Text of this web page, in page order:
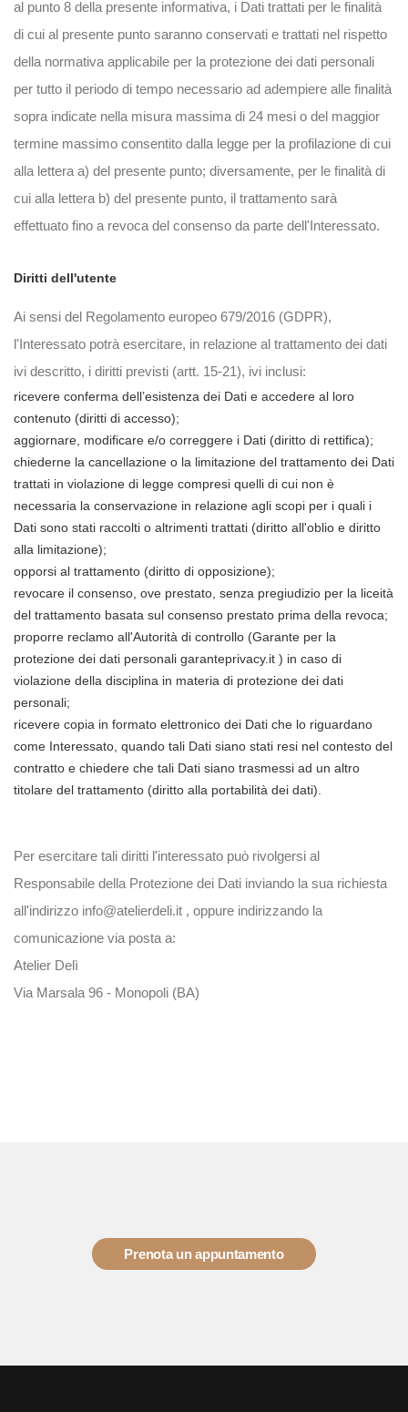
al punto 8 della presente informativa, i Dati trattati per le finalità
di cui al presente punto saranno conservati e trattati nel rispetto
della normativa applicabile per la protezione dei dati personali
per tutto il periodo di tempo necessario ad adempiere alle finalità
sopra indicate nella misura massima di 24 mesi o del maggior
termine massimo consentito dalla legge per la profilazione di cui
alla lettera a) del presente punto; diversamente, per le finalità di
cui alla lettera b) del presente punto, il trattamento sarà
effettuato fino a revoca del consenso da parte dell'Interessato.
Diritti dell'utente
Ai sensi del Regolamento europeo 679/2016 (GDPR),
l'Interessato potrà esercitare, in relazione al trattamento dei dati
ivi descritto, i diritti previsti (artt. 15-21), ivi inclusi:
ricevere conferma dell’esistenza dei Dati e accedere al loro
contenuto (diritti di accesso);
aggiornare, modificare e/o correggere i Dati (diritto di rettifica);
chiederne la cancellazione o la limitazione del trattamento dei Dati
trattati in violazione di legge compresi quelli di cui non è
necessaria la conservazione in relazione agli scopi per i quali i
Dati sono stati raccolti o altrimenti trattati (diritto all'oblio e diritto
alla limitazione);
opporsi al trattamento (diritto di opposizione);
revocare il consenso, ove prestato, senza pregiudizio per la liceità
del trattamento basata sul consenso prestato prima della revoca;
proporre reclamo all'Autorità di controllo (Garante per la
protezione dei dati personali garanteprivacy.it ) in caso di
violazione della disciplina in materia di protezione dei dati
personali;
ricevere copia in formato elettronico dei Dati che lo riguardano
come Interessato, quando tali Dati siano stati resi nel contesto del
contratto e chiedere che tali Dati siano trasmessi ad un altro
titolare del trattamento (diritto alla portabilità dei dati).
Per esercitare tali diritti l'interessato può rivolgersi al
Responsabile della Protezione dei Dati inviando la sua richiesta
all'indirizzo info@atelierdeli.it , oppure indirizzando la
comunicazione via posta a:
Atelier Delì
Via Marsala 96 - Monopoli (BA)
Prenota un appuntamento